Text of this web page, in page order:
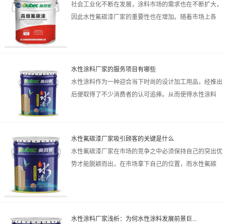
社会工业化不断在发展，涂料市场的需求也在不断扩大，
因此水性氟碳漆厂家的重要性也在增加。随着市场上各
水性涂料厂家的服务项目有哪些
水性涂料作为一种迎合当下时尚的设计加工用品，经推出
后便取得了不少消费者的认可追捧。从而使得水性涂料
水性氟碳漆厂家吸引顾客的关键是什么
水性氟碳漆厂家在市场的竞争之中必须保持自己的突出优
势才能脱颖而出，在市场拿下自己的位置，而水性氟碳
水性涂料厂家浅析：为何水性涂料发展前景巨...